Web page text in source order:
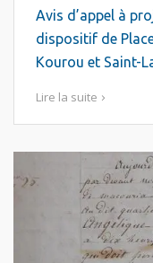
Avis d’appel à
dispositif de
Kourou et Saint-
Lire la suite